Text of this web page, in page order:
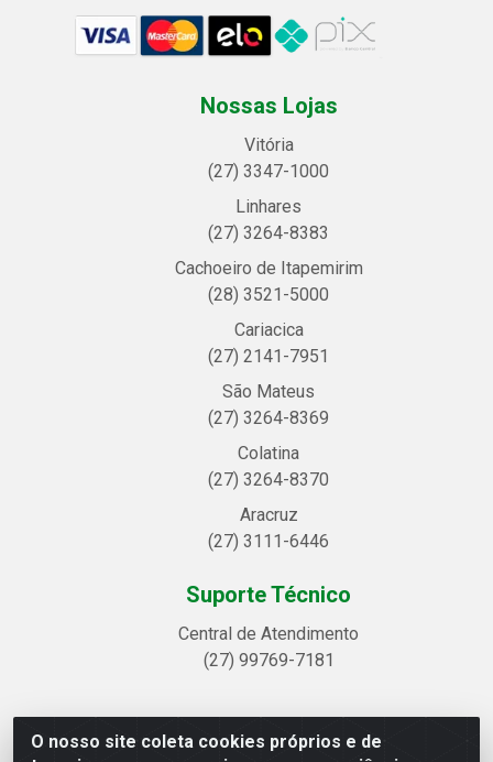
O nosso site coleta cookies próprios e de
Nossas Lojas
Vitória
(27) 3347-1000
Linhares
(27) 3264-8383
Cachoeiro de Itapemirim
(28) 3521-5000
Cariacica
(27) 2141-7951
São Mateus
(27) 3264-8369
Colatina
(27) 3264-8370
Aracruz
(27) 3111-6446
Suporte Técnico
Central de Atendimento
(27) 99769-7181
Linhavix Distribuidora LTDA - Avenida Alegre, 2521 -